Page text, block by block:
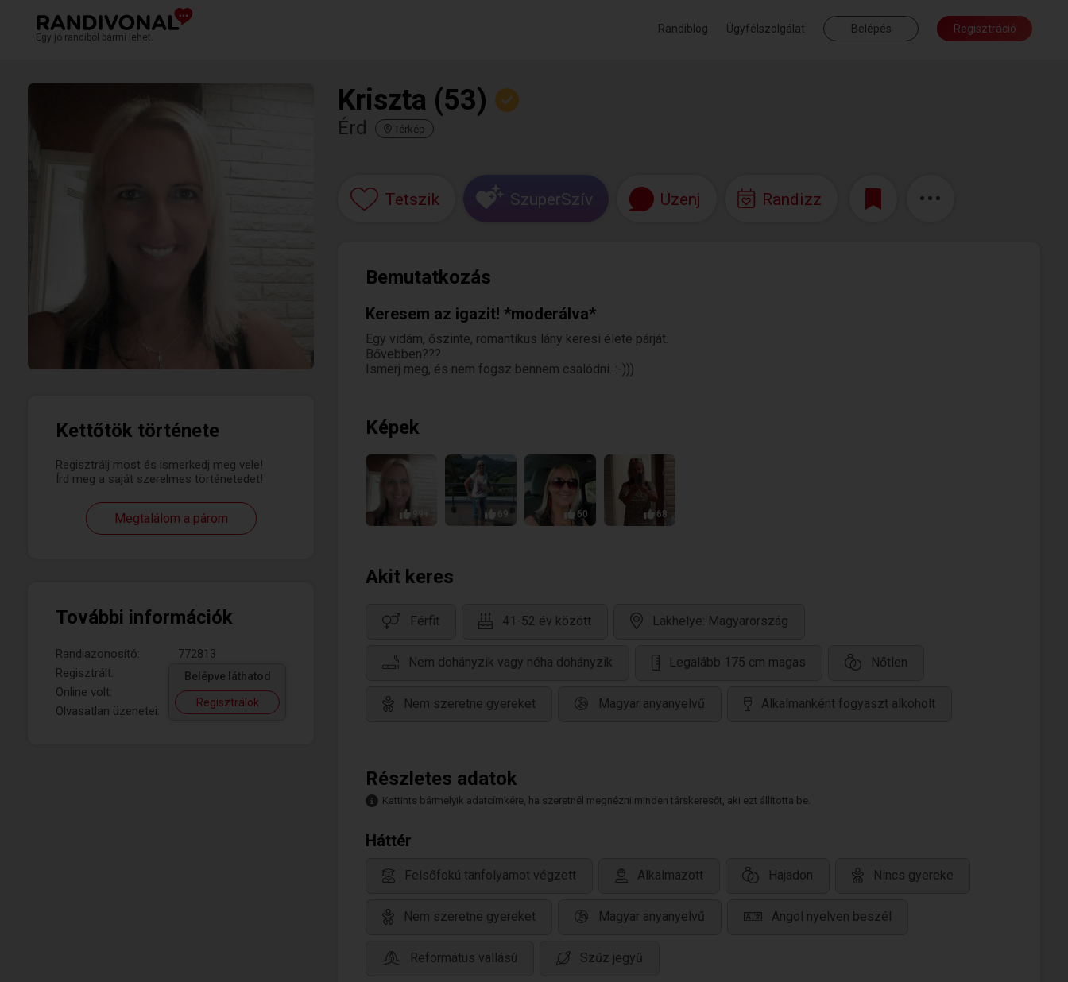
Egy jó randiból bármi lehet.
Randiblog Ügyfélszolgálat Belépés Regisztráció
Kettőtök története
Regisztrálj most és ismerkedj meg vele!
Írd meg a saját szerelmes történetedet!
Megtalálom a párom
További információk
Randiazonosító:
772813
Regisztrált:
Online volt:
Olvasatlan üzenetei:
Belépve láthatod
Regisztrálok
Kriszta (53)
Érd Térkép
Tetszik SzuperSzív Üzenj Randizz
Bemutatkozás
Keresem az igazit! *moderálva*
Egy vidám, őszinte, romantikus lány keresi élete párját.
Bővebben???
Ismerj meg, és nem fogsz bennem csalódni. :-)))
Képek
99+ 69 60 68
Akit keres
Férfit 41-52 év között Lakhelye: Magyarország
Nem dohányzik vagy néha dohányzik Legalább 175 cm magas Nőtlen
Nem szeretne gyereket Magyar anyanyelvű Alkalmanként fogyaszt alkoholt
Részletes adatok
Kattints bármelyik adatcímkére, ha szeretnél megnézni minden társkeresőt, aki ezt állította be.
Háttér
Felsőfokú tanfolyamot végzett Alkalmazott Hajadon Nincs gyereke
Nem szeretne gyereket Magyar anyanyelvű Angol nyelven beszél
Református vallású Szűz jegyű